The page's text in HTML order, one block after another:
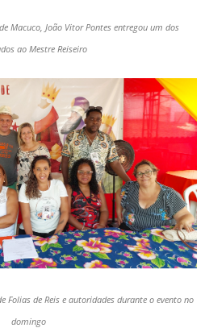
Macuco, João Vitor Pontes entregou um dos
ao Mestre Reiseiro
Folias de Reis e autoridades durante o evento no
domingo